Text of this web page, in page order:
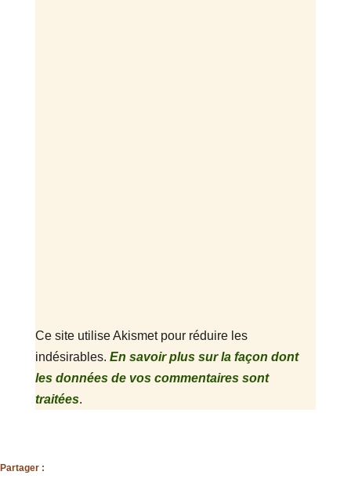
Ce site utilise Akismet pour réduire les
indésirables. En savoir plus sur la façon dont
les données de vos commentaires sont
traitées.
Partager :